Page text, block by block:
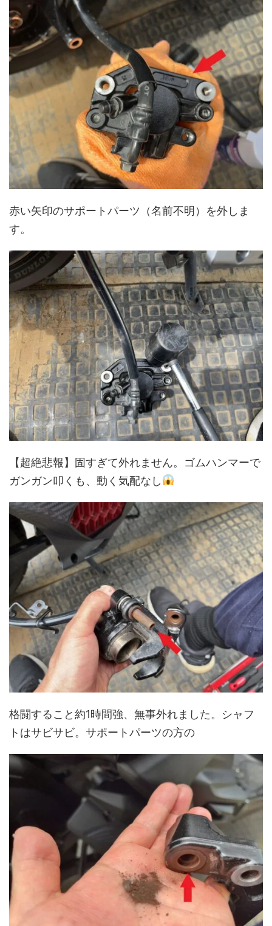
赤い矢印のサポートパーツ（名前不明）を外しま
す。
【超絶悲報】固すぎて外れません。ゴムハンマーで
ガンガン叩くも、動く気配なし
格闘すること約1時間強、無事外れました。シャフ
トはサビサビ。サポートパーツの方の